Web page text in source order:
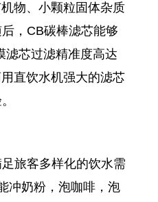
物、小颗粒固体杂质
，CB碳棒滤芯能够
滤芯过滤精准度高达
直饮水机强大的滤芯
旅客多样化的饮水需
冲奶粉，泡咖啡，泡